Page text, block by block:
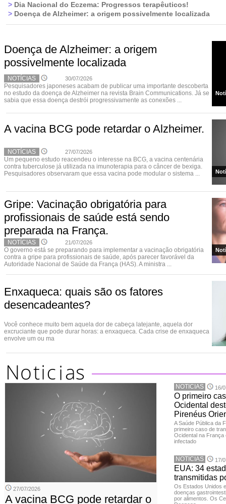
> Dia Nacional do Eczema: Progressos terapêuticos!
> Doença de Alzheimer: a origem possivelmente localizada
Doença de Alzheimer: a origem
possivelmente localizada
NOTÍCIAS 30/07/2026
Pesquisadores japoneses acabam de publicar uma importante descoberta
no estudo da doença de Alzheimer na revista Brain Communications. Já se
sabia que essa doença destrói progressivamente as conexões ...
A vacina BCG pode retardar o Alzheimer.
NOTÍCIAS 27/07/2026
Um pequeno estudo reacendeu o interesse na BCG, a vacina centenária
contra tuberculose já utilizada na imunoterapia para o câncer de bexiga.
Pesquisadores observaram que essa vacina pode modular o sistema ...
Gripe: Vacinação obrigatória para
profissionais de saúde está sendo
preparada na França.
NOTÍCIAS 21/07/2026
O governo está se preparando para implementar a vacinação obrigatória
contra a gripe para profissionais de saúde, após parecer favorável da
Autoridade Nacional de Saúde da França (HAS). A ministra ...
Enxaqueca: quais são os fatores
desencadeantes?
Você conhece muito bem aquela dor de cabeça latejante, aquela dor
excruciante que pode durar horas: a enxaqueca. Cada crise de enxaqueca
envolve um ou ma
27/07/2026
A vacina BCG pode retardar o
NOTICIAS 16/
O primeiro
Ocidental
Pirenéus
A Saúde Pública da
primeiro caso de
Ocidental na França
infectado
NOTICIAS 17/
EUA: 34
transmitidas
Os Estados Unidos
doenças
por alimentos. Os